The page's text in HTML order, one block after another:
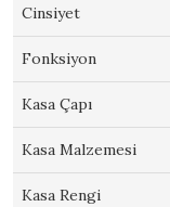
Cinsiyet
Fonksiyon
Kasa Çapı
Kasa Malzemesi
Kasa Rengi